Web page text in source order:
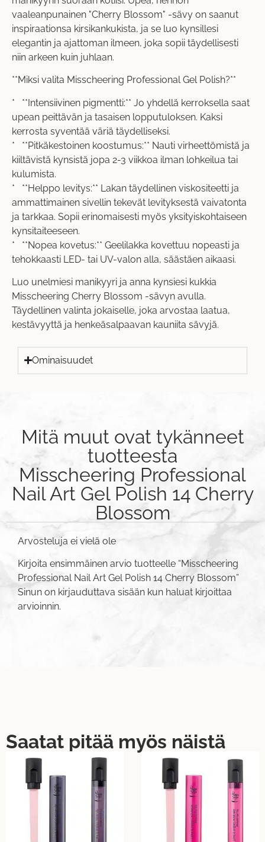
vaaleanpunainen "Cherry Blossom" -sävy on saanut
inspiraationsa kirsikankukista, ja se luo kynsillesi
elegantin ja ajattoman ilmeen, joka sopii täydellisesti
niin arkeen kuin juhlaan.
**Miksi valita Misscheering Professional Gel Polish?**
* **Intensiivinen pigmentti:** Jo yhdellä kerroksella saat
upean peittävän ja tasaisen lopputuloksen. Kaksi
kerrosta syventää väriä täydelliseksi.
* **Pitkäkestoinen koostumus:** Nauti virheettömistä ja
kiiltävistä kynsistä jopa 2-3 viikkoa ilman lohkeilua tai
kulumista.
* **Helppo levitys:** Lakan täydellinen viskositeetti ja
ammattimainen sivellin tekevät levityksestä vaivatonta
ja tarkkaa. Sopii erinomaisesti myös yksityiskohtaiseen
kynsitaiteeseen.
* **Nopea kovetus:** Geelilakka kovettuu nopeasti ja
tehokkaasti LED- tai UV-valon alla, säästäen aikaasi.
Luo unelmiesi manikyyri ja anna kynsiesi kukkia
Misscheering Cherry Blossom -sävyn avulla.
Täydellinen valinta jokaiselle, joka arvostaa laatua,
kestävyyttä ja henkeäsalpaavan kauniita sävyjä.
Ominaisuudet
Mitä muut ovat tykänneet
tuotteesta
Misscheering Professional
Nail Art Gel Polish 14 Cherry
Blossom
Arvosteluja ei vielä ole
Kirjoita ensimmäinen arvio tuotteelle “Misscheering
Professional Nail Art Gel Polish 14 Cherry Blossom”
Sinun on kirjauduttava sisään kun haluat kirjoittaa
arvioinnin.
Saatat pitää myös näistä